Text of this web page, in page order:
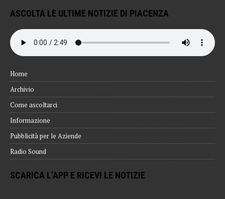
ASCOLTA LE ULTIME NOTIZIE DI PIACENZA
Home
Archivio
Come ascoltarci
Informazione
Pubblicità per le Aziende
Radio Sound
SCARICA L’APP E RICEVI LE NOTIZIE